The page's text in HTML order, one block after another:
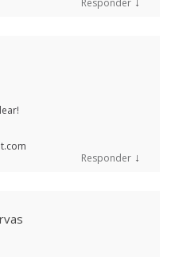
Responder ↓